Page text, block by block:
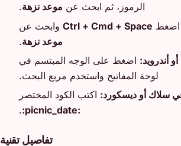
الرموز، ثم ابحث عن موعد نزهة.
اضغط Ctrl + Cmd + Space وابحث عن
موعد نزهة.
أندرويد: اضغط على الوجه المبتسم في
لوحة المفاتيح واستخدم مربع البحث.
سلاك أو ديسكورد: اكتب الكود المختصر
:picnic_date:
.
تفاصيل تقنية